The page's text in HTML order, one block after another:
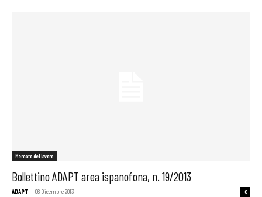
Mercato del lavoro
Bollettino ADAPT area ispanofona, n. 19/2013
ADAPT - 06 Dicembre 2013 0